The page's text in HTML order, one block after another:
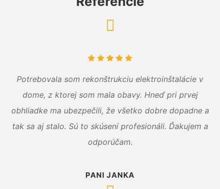
Potrebovala som rekonštrukciu elektroinštalácie v
dome, z ktorej som mala obavy. Hneď pri prvej
obhliadke ma ubezpečili, že všetko dobre dopadne a
tak sa aj stalo. Sú to skúsení profesionáli. Ďakujem a
odporúčam.
PANI JANKA